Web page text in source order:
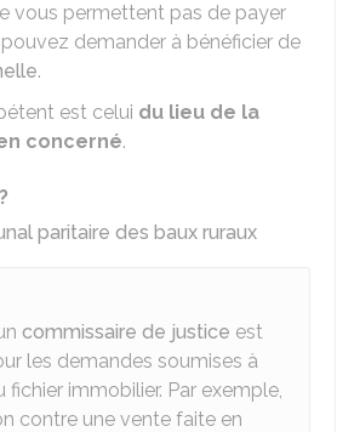
vous permettent pas de payer
demander à bénéficier de
.
est celui du lieu de la
concerné.
paritaire des baux ruraux
commissaire de justice est
les demandes soumises à
fichier immobilier. Par exemple,
contre une vente faite en